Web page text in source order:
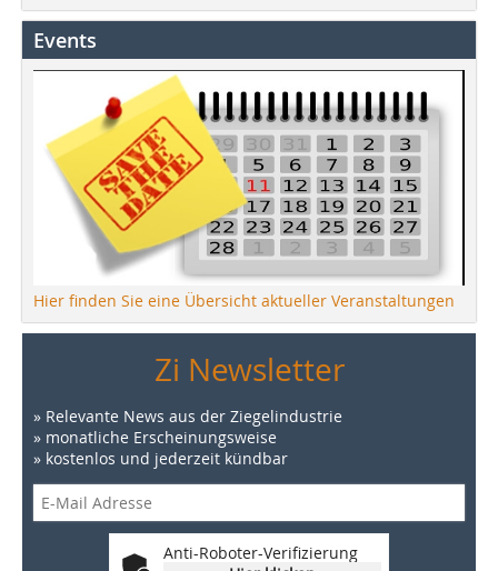
Events
Hier finden Sie eine Übersicht aktueller Veranstaltungen
Zi Newsletter
» Relevante News aus der Ziegelindustrie
» monatliche Erscheinungsweise
» kostenlos und jederzeit kündbar
Anti-Roboter-Verifizierung